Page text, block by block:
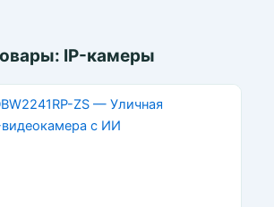
IP-камеры